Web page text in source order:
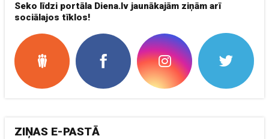
Seko līdzi portāla Diena.lv jaunākajām ziņām arī
sociālajos tīklos!
ZIŅAS E-PASTĀ